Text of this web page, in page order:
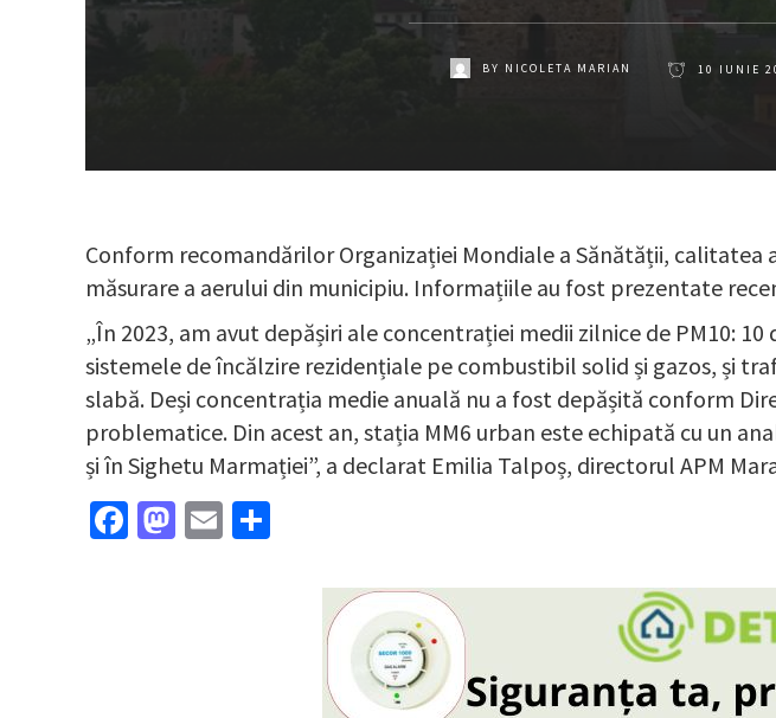
BY NICOLETA MARIAN 10 IUNIE
Conform recomandărilor Organizației Mondiale a Sănătății,
măsurare a aerului din municipiu. Informațiile au fost prezentate
„În 2023, am avut depășiri ale concentrației medii zilnice de PM10:
sistemele de încălzire rezidențiale pe combustibil solid și gazos, și
slabă. Deși concentrația medie anuală nu a fost depășită conform
problematice. Din acest an, stația MM6 urban este echipată cu un
și în Sighetu Marmației”, a declarat Emilia Talpoș, directorul APM
Facebook
Mastodon
Email